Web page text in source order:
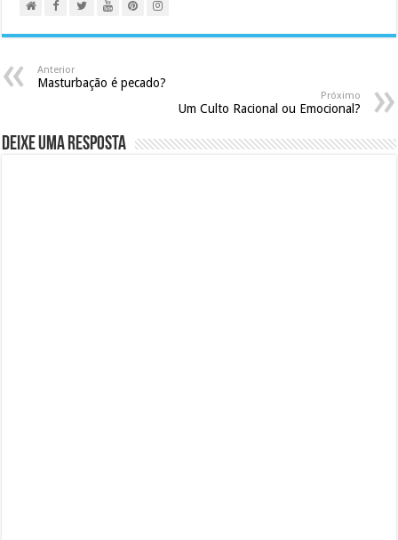
Anterior
Masturbação é pecado?
Próximo
Um Culto Racional ou Emocional?
Deixe uma resposta